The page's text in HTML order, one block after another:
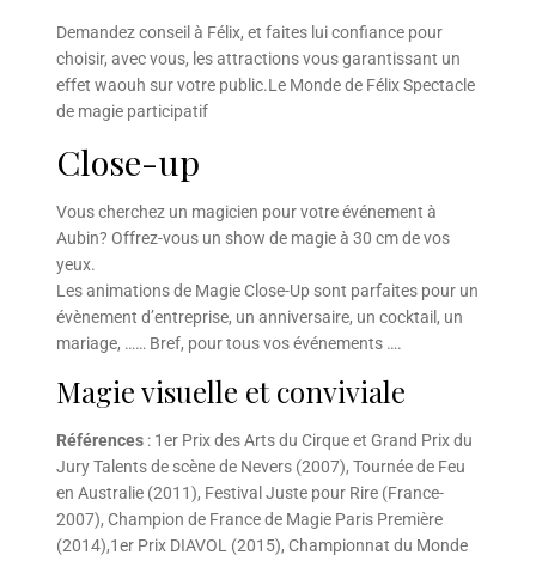
Demandez conseil à Félix, et faites lui confiance pour
choisir, avec vous, les attractions vous garantissant un
effet waouh sur votre public.Le Monde de Félix Spectacle
de magie participatif
Close-up
Vous cherchez un magicien pour votre événement à
Aubin? Offrez-vous un show de magie à 30 cm de vos
yeux.
Les animations de Magie Close-Up sont parfaites pour un
évènement d’entreprise, un anniversaire, un cocktail, un
mariage, …… Bref, pour tous vos événements ….
Magie visuelle et conviviale
Références : 1er Prix des Arts du Cirque et Grand Prix du
Jury Talents de scène de Nevers (2007), Tournée de Feu
en Australie (2011), Festival Juste pour Rire (France-
2007), Champion de France de Magie Paris Première
(2014),1er Prix DIAVOL (2015), Championnat du Monde